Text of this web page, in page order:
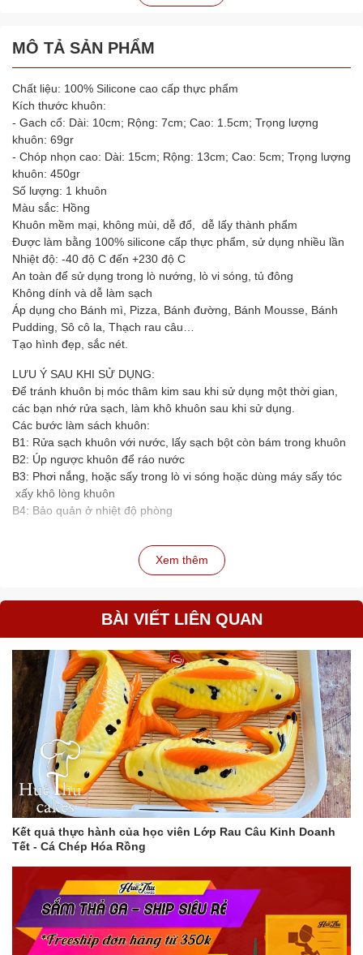
MÔ TẢ SẢN PHẨM
Chất liệu: 100% Silicone cao cấp thực phẩm
Kích thước khuôn:
- Gach cổ: Dài: 10cm; Rộng: 7cm; Cao: 1.5cm; Trọng lượng
khuôn: 69gr
- Chóp nhọn cao: Dài: 15cm; Rộng: 13cm; Cao: 5cm; Trọng lượng
khuôn: 450gr
Số lượng: 1 khuôn
Màu sắc: Hồng
Khuôn mềm mại, không mùi, dễ đổ, dễ lấy thành phẩm
Được làm bằng 100% silicone cấp thực phẩm, sử dụng nhiều lần
Nhiệt độ: -40 độ C đến +230 độ C
An toàn để sử dụng trong lò nướng, lò vi sóng, tủ đông
Không dính và dễ làm sạch
Áp dụng cho Bánh mì, Pizza, Bánh đường, Bánh Mousse, Bánh
Pudding, Sô cô la, Thạch rau câu…
Tạo hình đẹp, sắc nét.
LƯU Ý SAU KHI SỬ DỤNG:
Để tránh khuôn bị móc thâm kim sau khi sử dụng một thời gian,
các bạn nhớ rửa sạch, làm khô khuôn sau khi sử dụng.
Các bước làm sách khuôn:
B1: Rửa sạch khuôn với nước, lấy sạch bột còn bám trong khuôn
B2: Úp ngược khuôn để ráo nước
B3: Phơi nắng, hoặc sấy trong lò vi sóng hoặc dùng máy sấy tóc
xấy khô lòng khuôn
B4: Bảo quản ở nhiệt độ phòng
Xem thêm
BÀI VIẾT LIÊN QUAN
Kết quả thực hành của học viên Lớp Rau Câu Kinh Doanh
Tết - Cá Chép Hóa Rồng